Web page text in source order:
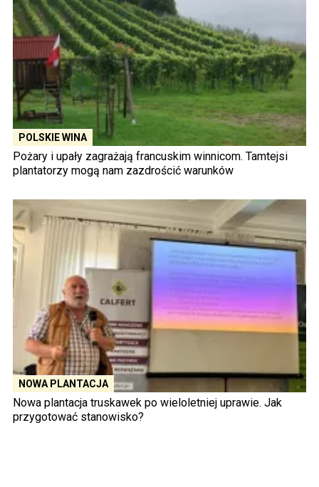
POLSKIE WINA
Pożary i upały zagrażają francuskim winnicom. Tamtejsi
plantatorzy mogą nam zazdrościć warunków
NOWA PLANTACJA
Nowa plantacja truskawek po wieloletniej uprawie. Jak
przygotować stanowisko?